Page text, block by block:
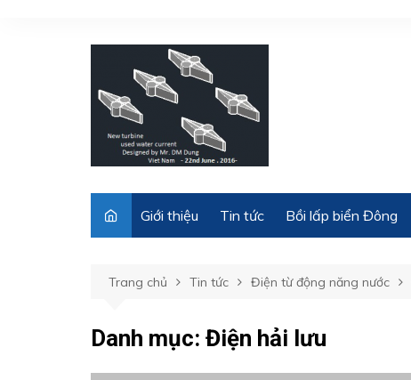
Giới thiệu Tin tức Bồi lấp biển Đông
Trang chủ Tin tức Điện từ động năng nước
Danh mục: Điện hải lưu